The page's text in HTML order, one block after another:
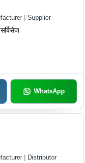
| Supplier
WhatsApp
| Distributor